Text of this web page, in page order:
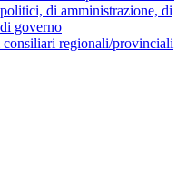
di amministrazione, di
governo
regionali/provinciali